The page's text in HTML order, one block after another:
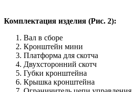
Комплектация изделия (Рис. 2):
Вал в сборе
Кронштейн мини
Платформа для скотча
Двухсторонний скотч
Губки кронштейна
Крышка кронштейна